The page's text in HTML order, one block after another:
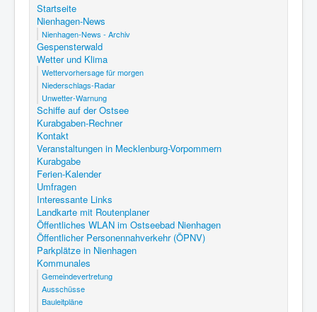
Startseite
Nienhagen-News
Nienhagen-News - Archiv
Gespensterwald
Wetter und Klima
Wettervorhersage für morgen
Niederschlags-Radar
Unwetter-Warnung
Schiffe auf der Ostsee
Kurabgaben-Rechner
Kontakt
Veranstaltungen in Mecklenburg-Vorpommern
Kurabgabe
Ferien-Kalender
Umfragen
Interessante Links
Landkarte mit Routenplaner
Öffentliches WLAN im Ostseebad Nienhagen
Öffentlicher Personennahverkehr (ÖPNV)
Parkplätze in Nienhagen
Kommunales
Gemeindevertretung
Ausschüsse
Bauleitpläne